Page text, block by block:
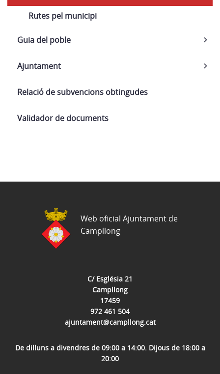
Rutes pel municipi
Guia del poble
Ajuntament
Relació de subvencions obtingudes
Validador de documents
C/ Església 21
Campllong
17459
972 461 504
ajuntament@campllong.cat
De dilluns a divendres de 09:00 a 14:00. Dijous de 18:00 a
20:00
Web oficial Ajuntament de
Campllong